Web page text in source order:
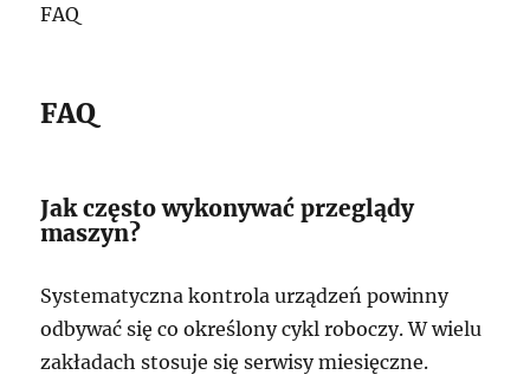
FAQ
FAQ
Jak często wykonywać przeglądy
maszyn?
Systematyczna kontrola urządzeń powinny
odbywać się co określony cykl roboczy. W wielu
zakładach stosuje się serwisy miesięczne.